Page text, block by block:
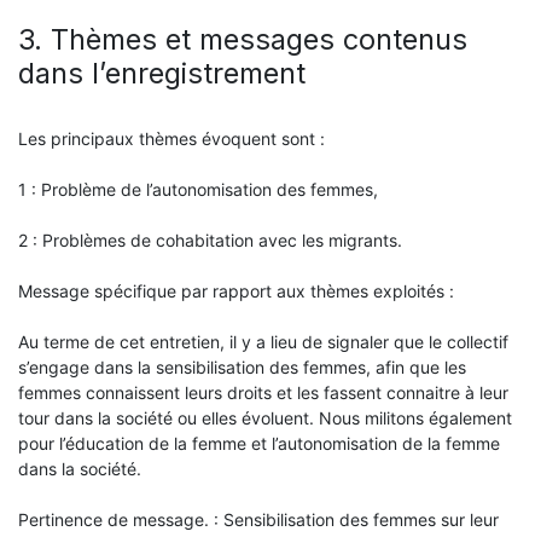
3. Thèmes et messages contenus
dans l’enregistrement
Les principaux thèmes évoquent sont :
1 : Problème de l’autonomisation des femmes,
2 : Problèmes de cohabitation avec les migrants.
Message spécifique par rapport aux thèmes exploités :
Au terme de cet entretien, il y a lieu de signaler que le collectif
s’engage dans la sensibilisation des femmes, afin que les
femmes connaissent leurs droits et les fassent connaitre à leur
tour dans la société ou elles évoluent. Nous militons également
pour l’éducation de la femme et l’autonomisation de la femme
dans la société.
Pertinence de message. : Sensibilisation des femmes sur leur